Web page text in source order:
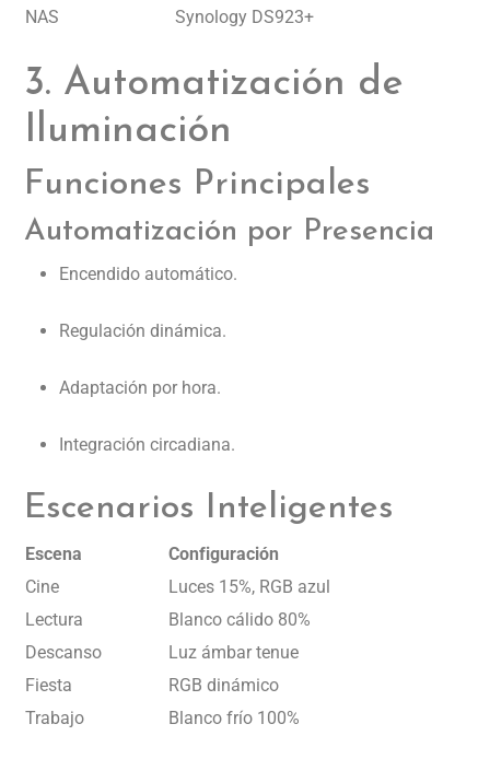
NAS
Synology DS923+
3. Automatización de
Iluminación
Funciones Principales
Automatización por Presencia
Encendido automático.
Regulación dinámica.
Adaptación por hora.
Integración circadiana.
Escenarios Inteligentes
Escena
Configuración
Cine
Luces 15%, RGB azul
Lectura
Blanco cálido 80%
Descanso
Luz ámbar tenue
Fiesta
RGB dinámico
Trabajo
Blanco frío 100%